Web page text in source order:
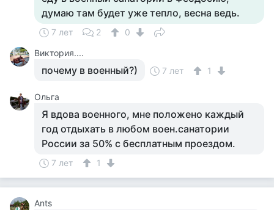
думаю там будет уже тепло, весна ведь.
7 лет 2
0
Виктория....
почему в военный?) 7 лет 1
Ольга
Я вдова военного, мне положено каждый
год отдыхать в любом воен.санатории
России за 50% с бесплатным проездом.
7 лет 1
Ants